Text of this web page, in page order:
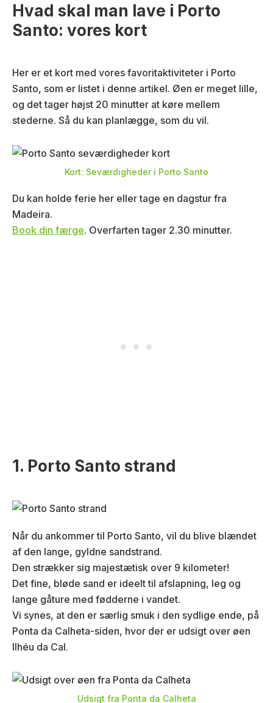
Hvad skal man lave i Porto
Santo: vores kort
Her er et kort med vores favoritaktiviteter i Porto
Santo, som er listet i denne artikel. Øen er meget lille,
og det tager højst 20 minutter at køre mellem
stederne. Så du kan planlægge, som du vil.
Kort: Seværdigheder i Porto Santo
Du kan holde ferie her eller tage en dagstur fra
Madeira.
Book din færge. Overfarten tager 2.30 minutter.
1. Porto Santo strand
Når du ankommer til Porto Santo, vil du blive blændet
af den lange, gyldne sandstrand.
Den strækker sig majestætisk over 9 kilometer!
Det fine, bløde sand er ideelt til afslapning, leg og
lange gåture med fødderne i vandet.
Vi synes, at den er særlig smuk i den sydlige ende, på
Ponta da Calheta-siden, hvor der er udsigt over øen
Ilhéu da Cal.
Udsigt fra Ponta da Calheta